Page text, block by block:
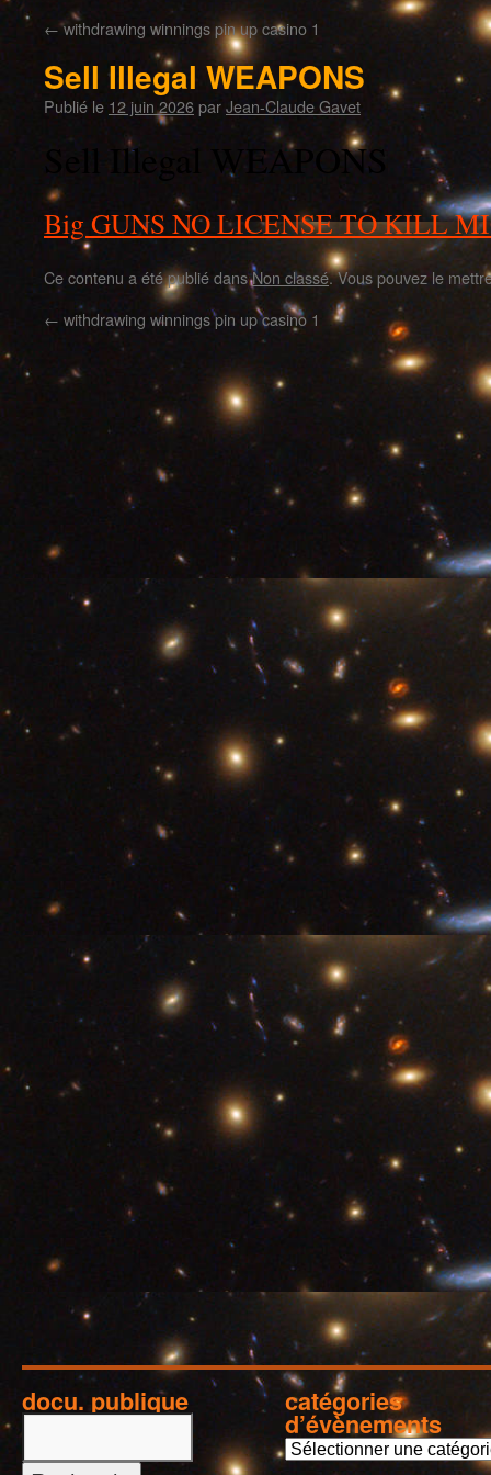
←withdrawing winnings pin up casino 1
Sell Illegal WEAPONS
Publié le 12 juin 2026parJean-Claude Gavet
Sell Illegal WEAPONS
Big GUNS NO LICENSE TO KILL
Ce contenu a été publié dansNon classé. Vous pouvez le
← withdrawing winnings pin up casino 1
docu. publique catégories
d’évènements
c